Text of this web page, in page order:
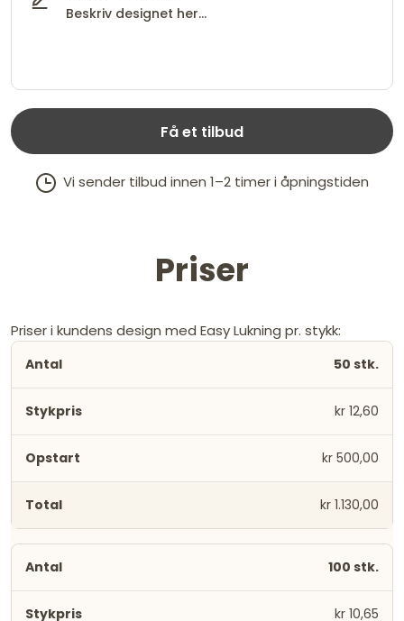
Få et tilbud
Vi sender tilbud innen 1–2 timer i åpningstiden
Priser
Priser i kundens design med Easy Lukning pr. stykk:
50 stk.
kr 12,60
kr 500,00
kr 1.130,00
100 stk.
kr 10,65